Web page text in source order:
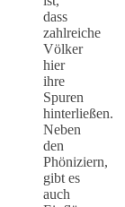
dass
zahlreiche
Völker
hier
ihre
Spuren
hinterließen.
Neben
den
Phöniziern,
gibt es
auch